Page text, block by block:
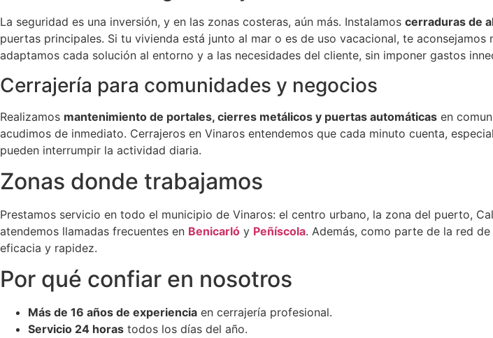
La seguridad es una inversión, y en las zonas costeras, aún más. Instalamos cerraduras de
puertas principales. Si tu vivienda está junto al mar o es de uso vacacional, te
adaptamos cada solución al entorno y a las necesidades del cliente, sin imponer gastos
Cerrajería para comunidades y negocios
Realizamos mantenimiento de portales, cierres metálicos y puertas automáticas en
acudimos de inmediato. Cerrajeros en Vinaros entendemos que cada minuto cuenta,
pueden interrumpir la actividad diaria.
Zonas donde trabajamos
Prestamos servicio en todo el municipio de Vinaros: el centro urbano, la zona del puerto,
atendemos llamadas frecuentes en Benicarló y Peñíscola. Además, como parte de la red de
eficacia y rapidez.
Por qué confiar en nosotros
Más de 16 años de experiencia en cerrajería profesional.
Servicio 24 horas todos los días del año.